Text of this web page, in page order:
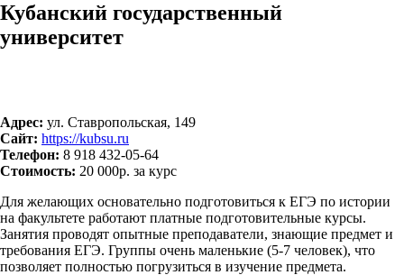
Кубанский государственный
университет
Адрес: ул. Ставропольская, 149
Сайт: https://kubsu.ru
Телефон: 8 918 432-05-64
Стоимость: 20 000р. за курс
Для желающих основательно подготовиться к ЕГЭ по истории
на факультете работают платные подготовительные курсы.
Занятия проводят опытные преподаватели, знающие предмет и
требования ЕГЭ. Группы очень маленькие (5-7 человек), что
позволяет полностью погрузиться в изучение предмета.